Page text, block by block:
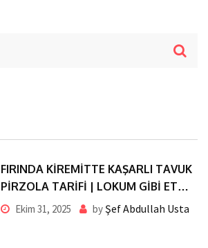
FIRINDA KİREMİTTE KAŞARLI TAVUK
PİRZOLA TARİFİ | LOKUM GİBİ ET
ERİYEN KAŞAR TADINDA
Ekim 31, 2025 byŞef Abdullah Usta